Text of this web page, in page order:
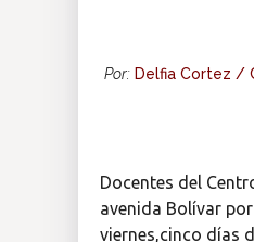
MultimediaPor: Delfia Cortez /
Docentes del
avenida Bolívar
viernes,cinco días